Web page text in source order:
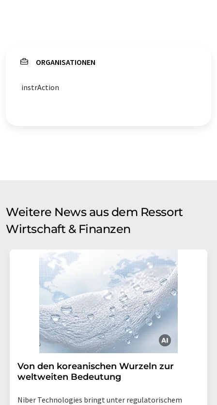
ORGANISATIONEN
instrAction
Weitere News aus dem Ressort
Wirtschaft & Finanzen
Von den koreanischen Wurzeln zur
weltweiten Bedeutung
Niber Technologies bringt unter regulatorischem